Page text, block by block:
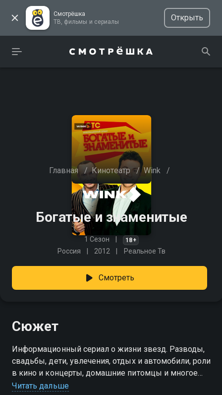
Смотрёшка
ТВ, фильмы и сериалы
Открыть
Главная / Кинотеатр / Wink /
Богатые и знаменитые
1 Сезон 18+
Россия 2012 Реальное Тв
Смотреть
Сюжет
Информационный сериал о жизни звезд. Разводы,
свадьбы, дети, увлечения, отдых и автомобили, роли
в кино и концерты, домашние питомцы и многое
другое из жизни гламурных и эпатажных звёзд
Читать дальше